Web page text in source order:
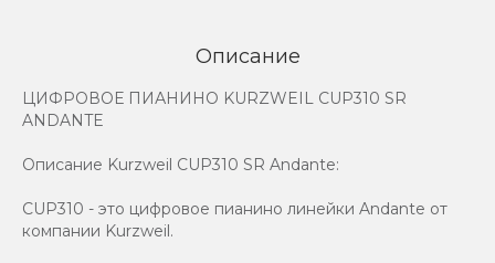
Описание
ЦИФРОВОЕ ПИАНИНО KURZWEIL CUP310 SR
ANDANTE
Описание Kurzweil CUP310 SR Andante:
CUP310 - это цифровое пианино линейки Andante от
компании Kurzweil.